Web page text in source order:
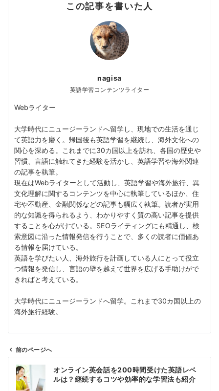
この記事を書いた人
nagisa
英語学習コンテンツライター
Webライター
大学時代にニュージーランドへ留学し、現地での生活を通じ
て英語力を磨く。帰国後も英語学習を継続し、海外文化への
関心を深める。これまでに30カ国以上を訪れ、各国の歴史や
習慣、言語に触れてきた経験を活かし、英語学習や海外関連
の記事を執筆。
現在はWebライターとして活動し、英語学習や海外旅行、異
文化理解に関するコンテンツを中心に執筆しているほか、住
宅や不動産、金融関係などの記事も幅広く執筆。読者が実用
的な知識を得られるよう、わかりやすく質の高い記事を提供
することを心がけている。SEOライティングにも精通し、検
索意図に沿った情報発信を行うことで、多くの読者に価値あ
る情報を届けている。
英語を学びたい人、海外旅行を計画している人にとって役立
つ情報を発信し、言語の壁を越えて世界を広げる手助けがで
きればと考えている。
大学時代にニュージーランドへ留学。これまで30カ国以上の
海外旅行経験。
前のページへ
オンライン英会話を200時間受けた英語レベ
ルは？継続するコツや効率的な学習法も紹介